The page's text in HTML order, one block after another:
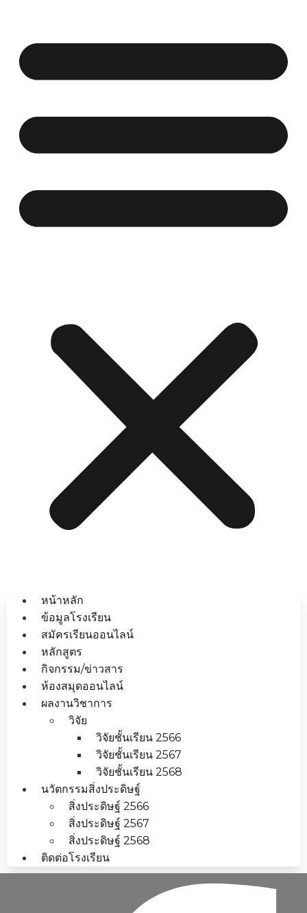
หน้าหลัก
ข้อมูลโรงเรียน
สมัครเรียนออนไลน์
หลักสูตร
กิจกรรม/ข่าวสาร
ห้องสมุดออนไลน์
ผลงานวิชาการ
วิจัย
วิจัยชั้นเรียน 2566
วิจัยชั้นเรียน 2567
วิจัยชั้นเรียน 2568
นวัตกรรมสิ่งประดิษฐ์
สิ่งประดิษฐ์ 2566
สิ่งประดิษฐ์ 2567
สิ่งประดิษฐ์ 2568
ติดต่อโรงเรียน